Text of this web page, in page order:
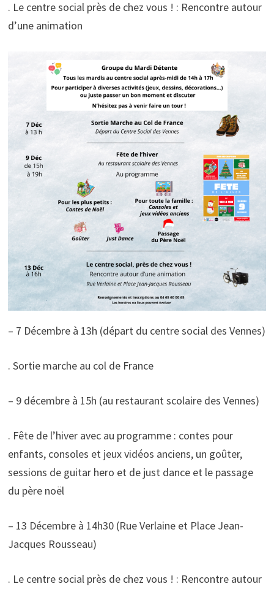
. Le centre social près de chez vous ! : Rencontre autour
d’une animation
– 7 Décembre à 13h (départ du centre social des Vennes)
. Sortie marche au col de France
– 9 décembre à 15h (au restaurant scolaire des Vennes)
. Fête de l’hiver avec au programme : contes pour
enfants, consoles et jeux vidéos anciens, un goûter,
sessions de guitar hero et de just dance et le passage
du père noël
– 13 Décembre à 14h30 (Rue Verlaine et Place Jean-
Jacques Rousseau)
. Le centre social près de chez vous ! : Rencontre autour